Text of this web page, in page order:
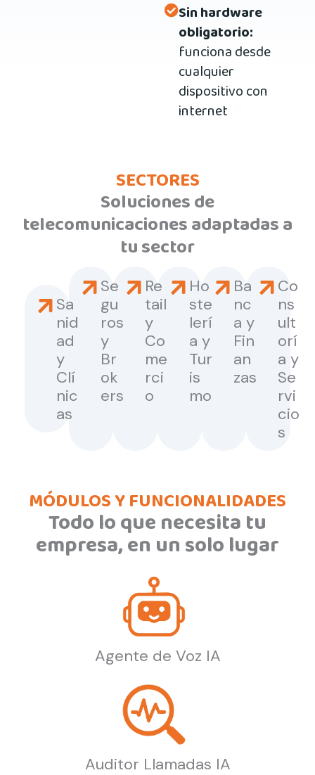
Sin hardware
obligatorio:
funciona desde
cualquier
dispositivo con
internet
SECTORES
Soluciones de
telecomunicaciones adaptadas a
tu sector
Sa
nid
ad
y
Clí
nic
as
Se
gu
ros
y
Br
ok
ers
Re
tail
y
Co
me
rci
o
Ho
ste
lerí
a y
Tur
is
mo
Ba
nc
a y
Fin
an
zas
Co
ns
ult
orí
a y
Se
rvi
cio
s
MÓDULOS Y FUNCIONALIDADES
Todo lo que necesita tu
empresa, en un solo lugar
Agente de Voz IA
Auditor Llamadas IA